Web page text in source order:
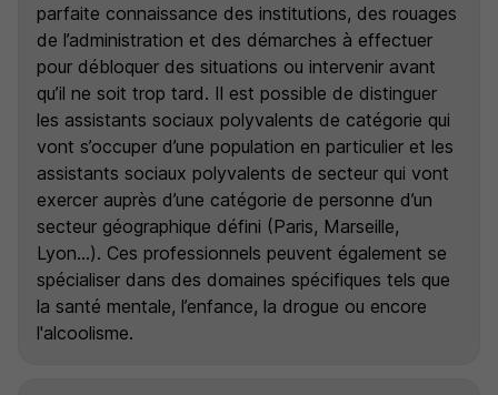
parfaite connaissance des institutions, des rouages
de l’administration et des démarches à effectuer
pour débloquer des situations ou intervenir avant
qu’il ne soit trop tard. Il est possible de distinguer
les assistants sociaux polyvalents de catégorie qui
vont s’occuper d’une population en particulier et les
assistants sociaux polyvalents de secteur qui vont
exercer auprès d’une catégorie de personne d’un
secteur géographique défini (Paris, Marseille,
Lyon…). Ces professionnels peuvent également se
spécialiser dans des domaines spécifiques tels que
la santé mentale, l’enfance, la drogue ou encore
l'alcoolisme.